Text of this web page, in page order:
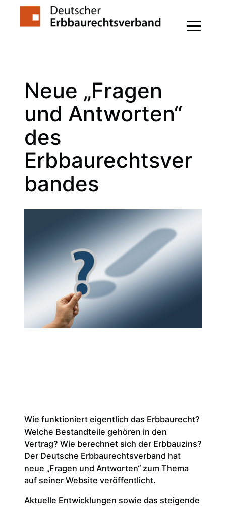
Zum
Neue „Fragen
und Antworten“
des
Erbbaurechtsver
bandes
Wie funktioniert eigentlich das Erbbaurecht?
Welche Bestandteile gehören in den
Vertrag? Wie berechnet sich der Erbbauzins?
Der Deutsche Erbbaurechtsverband hat
neue „Fragen und Antworten“ zum Thema
auf seiner Website veröffentlicht.
Aktuelle Entwicklungen sowie das steigende